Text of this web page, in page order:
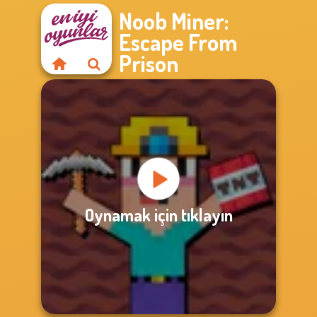
Noob Miner:
Escape From
Prison
Oynamak için tıklayın